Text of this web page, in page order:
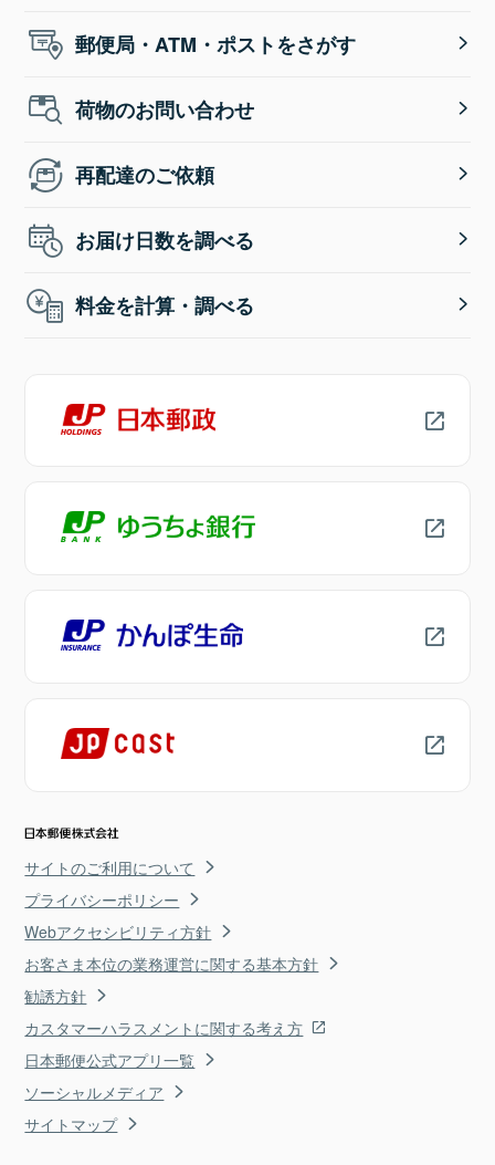
郵便局・ATM・ポストをさがす
荷物のお問い合わせ
再配達のご依頼
お届け日数を調べる
料金を計算・調べる
サイトのご利用について
プライバシーポリシー
Webアクセシビリティ方針
お客さま本位の業務運営に関する基本方針
勧誘方針
カスタマーハラスメントに関する考え方
日本郵便公式アプリ一覧
ソーシャルメディア
サイトマップ